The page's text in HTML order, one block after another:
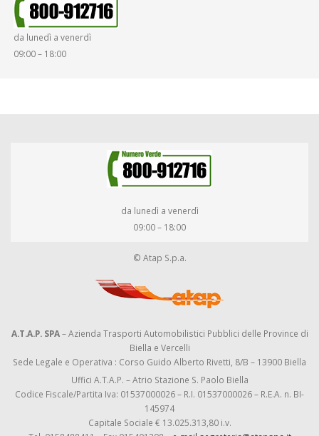
da lunedì a venerdì
09:00 – 18:00
da lunedì a venerdì
09:00 – 18:00
© Atap S.p.a.
A.T.A.P. SPA– Azienda Trasporti Automobilistici Pubblici delle Province di
Biella e Vercelli
Sede Legale e Operativa : Corso Guido Alberto Rivetti, 8/B – 13900 Biella
Uffici A.T.A.P. – Atrio Stazione S. Paolo Biella
Codice Fiscale/Partita Iva: 01537000026 – R.I. 01537000026 – R.E.A. n. BI-
145974
Capitale Sociale € 13.025.313,80 i.v.